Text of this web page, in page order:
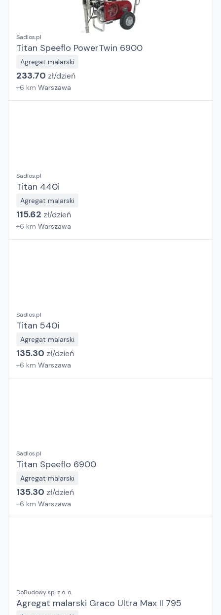
Sadlos.pl
Titan Speeflo PowerTwin 6900
Agregat malarski
233.70 zł/dzień
+6 km Warszawa
Sadlos.pl
Titan 440i
Agregat malarski
115.62 zł/dzień
+6 km Warszawa
Sadlos.pl
Titan 540i
Agregat malarski
135.30 zł/dzień
+6 km Warszawa
Sadlos.pl
Titan Speeflo 6900
Agregat malarski
135.30 zł/dzień
+6 km Warszawa
DoBudowy sp. z o. o.
Agregat malarski Graco Ultra Max II 795